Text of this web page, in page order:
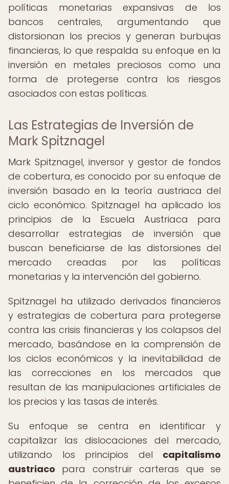
políticas monetarias expansivas de los
bancos centrales, argumentando que
distorsionan los precios y generan burbujas
financieras, lo que respalda su enfoque en la
inversión en metales preciosos como una
forma de protegerse contra los riesgos
asociados con estas políticas.
Las Estrategias de Inversión de
Mark Spitznagel
Mark Spitznagel, inversor y gestor de fondos
de cobertura, es conocido por su enfoque de
inversión basado en la teoría austriaca del
ciclo económico. Spitznagel ha aplicado los
principios de la Escuela Austriaca para
desarrollar estrategias de inversión que
buscan beneficiarse de las distorsiones del
mercado creadas por las políticas
monetarias y la intervención del gobierno.
Spitznagel ha utilizado derivados financieros
y estrategias de cobertura para protegerse
contra las crisis financieras y los colapsos del
mercado, basándose en la comprensión de
los ciclos económicos y la inevitabilidad de
las correcciones en los mercados que
resultan de las manipulaciones artificiales de
los precios y las tasas de interés.
Su enfoque se centra en identificar y
capitalizar las dislocaciones del mercado,
utilizando los principios del capitalismo
austriaco para construir carteras que se